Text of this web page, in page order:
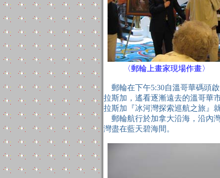
〈郵輪上畫家現場作畫〉
郵輪在下午5:30自溫哥華碼頭
拉斯加，遙看逐漸遠去的溫哥華
拉斯加『冰河灣探索巡航之旅』
郵輪航行於加拿大沿海，沿內
灣盡在藍天碧海間。